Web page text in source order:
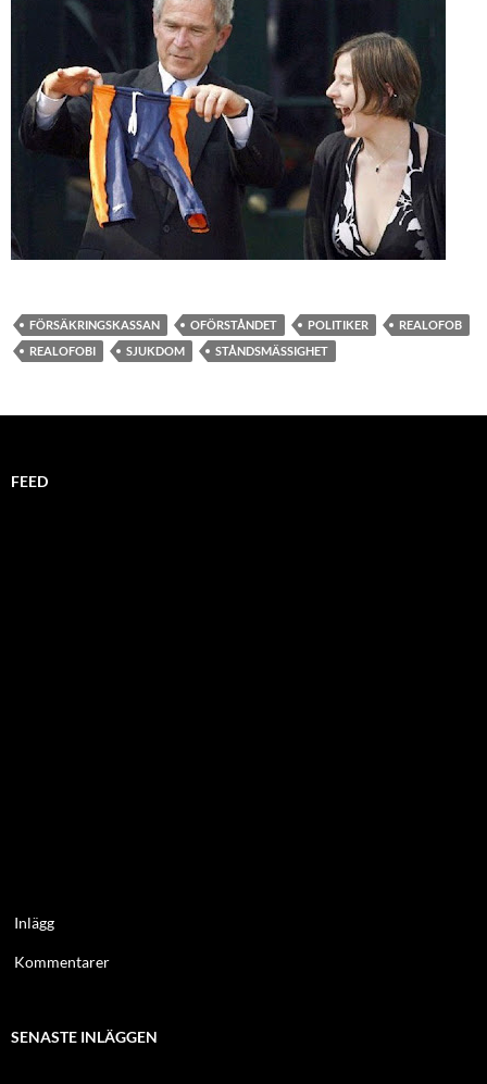
FÖRSÄKRINGSKASSAN OFÖRSTÅNDET POLITIKER
REALOFOB
REALOFOBI
SJUKDOM STÅNDSMÄSSIGHET
FEED
Inlägg
Kommentarer
SENASTE INLÄGGEN